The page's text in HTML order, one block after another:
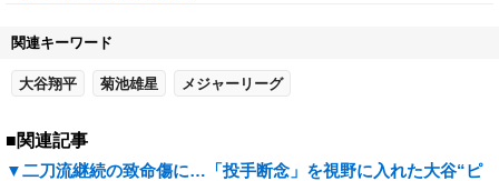
関連キーワード
大谷翔平 菊池雄星 メジャーリーグ
■関連記事
▼二刀流継続の致命傷に…「投手断念」を視野に入れた大谷“ピ